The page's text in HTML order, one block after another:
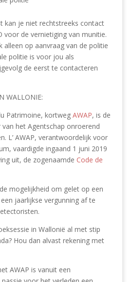
kan je niet rechtstreeks contact
voor de vernietiging van munitie.
alleen op aanvraag van de politie
politie is voor jou als
de eerst te contacteren
WALLONIE:
Patrimoine, kortweg AWAP, is de
het Agentschap onroerend
L’ AWAP, verantwoordelijk voor
vaardigde ingaand 1 juni 2019
uit, de zogenaamde Code de
mogelijkheid om gelet op een
jaarlijkse vergunning af te
in Wallonië al met stip
Hou dan alvast rekening met
AWAP is vanuit een